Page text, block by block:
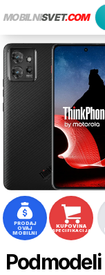
MOBILNISVET.COM
PRODAJ
OVAJ
MOBILNI
KUPOVINA
SPECIFIKACIJA
Podmodeli